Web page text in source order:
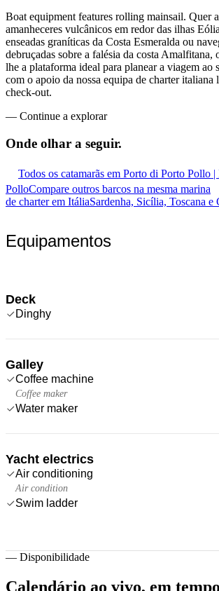
Boat equipment features rolling mainsail. Quer
amanheceres vulcânicos em redor das ilhas
enseadas graníticas da Costa Esmeralda ou
debruçadas sobre a falésia da costa Amalfitana,
lhe a plataforma ideal para planear a viagem ao
com o apoio da nossa equipa de charter
check-out.
— Continue a explorar
Onde olhar a seguir.
Todos os catamarãs em Porto di Porto Pollo |
PolloCompare outros barcos na mesma marina
de charter em ItáliaSardenha, Sicília, Toscana e
Equipamentos
Deck
Dinghy
Galley
Coffee machine
Coffee maker
Water maker
Yacht electrics
Air conditioning
Air condition
Swim ladder
— Disponibilidade
Calendário ao vivo, em